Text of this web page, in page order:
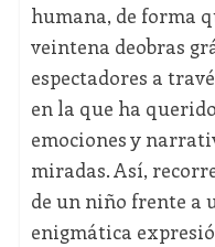
humana, de forma
veintena deobras
espectadores a
en la que ha
emociones y
miradas. Así,
de un niño frente a
enigmática